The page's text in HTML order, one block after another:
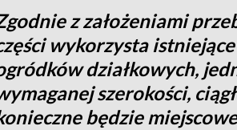
z założeniami
wykorzysta
działkowych,
szerokości,
będzie